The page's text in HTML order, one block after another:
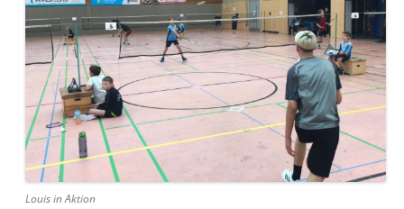
Louis in Aktion